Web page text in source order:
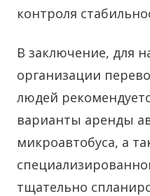
контроля
В заключение, для
организации
людей
варианты аренды
микроавтобуса, а
тщательно